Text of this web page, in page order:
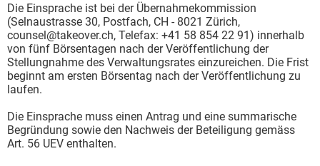
Die Einsprache ist bei der Übernahmekommission
(Selnaustrasse 30, Postfach, CH - 8021 Zürich,
counsel@takeover.ch, Telefax: +41 58 854 22 91) innerhalb
von fünf Börsentagen nach der Veröffentlichung der
Stellungnahme des Verwaltungsrates einzureichen. Die Frist
beginnt am ersten Börsentag nach der Veröffentlichung zu
laufen.
Die Einsprache muss einen Antrag und eine summarische
Begründung sowie den Nachweis der Beteiligung gemäss
Art. 56 UEV enthalten.